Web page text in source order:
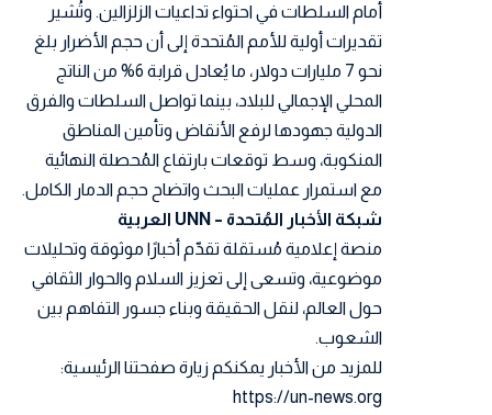
أمام السلطات في احتواء تداعيات الزلزالين. وتُشير
تقديرات أولية للأمم المُتحدة إلى أن حجم الأضرار بلغ
نحو 7 مليارات دولار، ما يُعادل قرابة 6% من الناتج
المحلي الإجمالي للبلاد، بينما تواصل السلطات والفرق
الدولية جهودها لرفع الأنقاض وتأمين المناطق
المنكوبة، وسط توقعات بارتفاع المُحصلة النهائية
مع استمرار عمليات البحث واتضاح حجم الدمار الكامل.
شبكة الأخبار المُتحدة – UNN العربية
منصة إعلامية مُستقلة تقدّم أخبارًا موثوقة وتحليلات
موضوعية، وتسعى إلى تعزيز السلام والحوار الثقافي
حول العالم، لنقل الحقيقة وبناء جسور التفاهم بين
الشعوب.
للمزيد من الأخبار يمكنكم زيارة صفحتنا الرئيسية:
https://un-news.org